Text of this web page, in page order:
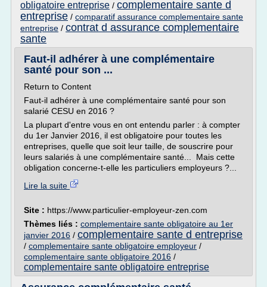
obligatoire entreprise / complementaire sante d
entreprise / comparatif assurance complementaire sante
entreprise / contrat d assurance complementaire
sante
Faut-il adhérer à une complémentaire
santé pour son ...
Return to Content
Faut-il adhérer à une complémentaire santé pour son
salarié CESU en 2016 ?
La plupart d'entre vous en ont entendu parler : à compter
du 1er Janvier 2016, il est obligatoire pour toutes les
entreprises, quelle que soit leur taille, de souscrire pour
leurs salariés à une complémentaire santé... Mais cette
obligation concerne-t-elle les particuliers employeurs ?...
Lire la suite
Site : https://www.particulier-employeur-zen.com
Thèmes liés : complementaire sante obligatoire au 1er
janvier 2016 / complementaire sante d entreprise
/ complementaire sante obligatoire employeur /
complementaire sante obligatoire 2016 /
complementaire sante obligatoire entreprise